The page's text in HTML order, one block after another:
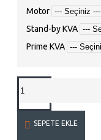
Motor
Stand-by KVA
Prime KVA
SEPETE EKLE